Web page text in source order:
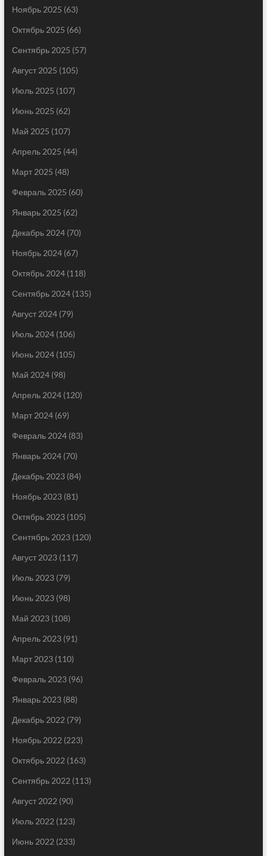
Ноябрь 2025 (63)
Октябрь 2025 (66)
Сентябрь 2025 (57)
Август 2025 (105)
Июль 2025 (107)
Июнь 2025 (62)
Май 2025 (107)
Апрель 2025 (44)
Март 2025 (48)
Февраль 2025 (60)
Январь 2025 (62)
Декабрь 2024(70)
Ноябрь 2024(67)
Октябрь 2024(118)
Сентябрь 2024(135)
Август 2024(79)
Июль 2024(106)
Июнь 2024(105)
Май 2024(98)
Апрель 2024(120)
Март 2024(69)
Февраль 2024(83)
Январь 2024(70)
Декабрь 2023(84)
Ноябрь 2023(81)
Октябрь 2023(105)
Сентябрь 2023(120)
Август 2023(117)
Июль 2023(79)
Июнь 2023(98)
Май 2023(108)
Апрель 2023(91)
Март 2023(110)
Февраль 2023(96)
Январь 2023(88)
Декабрь 2022 (79)
Ноябрь 2022 (223)
Октябрь 2022 (163)
Сентябрь 2022 (113)
Август 2022 (90)
Июль 2022 (123)
Июнь 2022 (233)